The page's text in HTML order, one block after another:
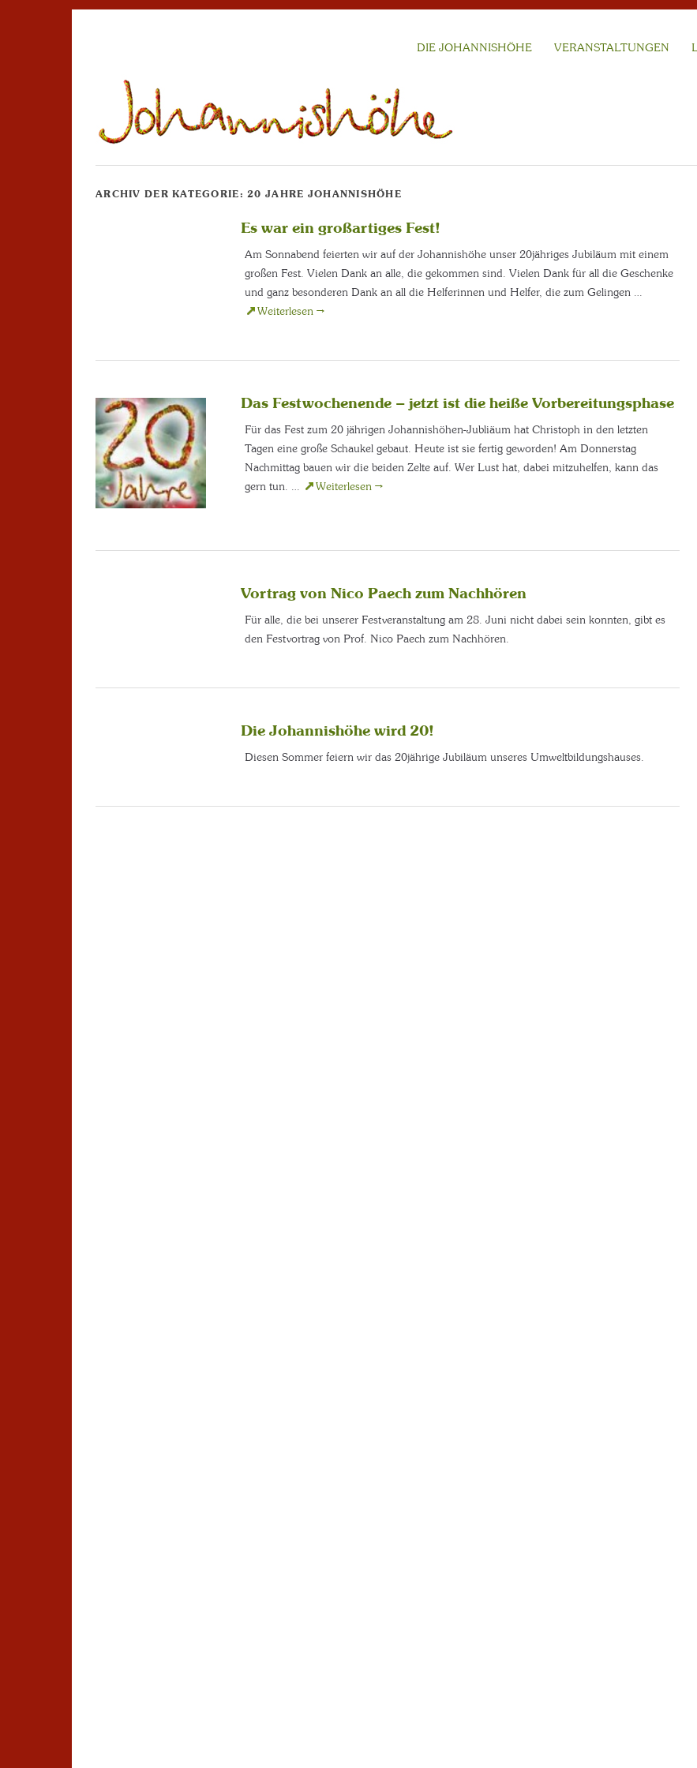
DIE JOHANNISHÖHE VERANSTALTUNGEN
ARCHIV DER KATEGORIE:20 JAHRE JOHANNISHÖHE
Es war ein großartiges Fest!
Am Sonnabend feierten wir auf der Johannishöhe unser 20jähriges Jubiläum mit einem
großen Fest. Vielen Dank an alle, die gekommen sind. Vielen Dank für all die Geschenke
und ganz besonderen Dank an all die Helferinnen und Helfer, die zum Gelingen …
Weiterlesen →
Das Festwochenende – jetzt ist die heiße Vorbereitungsphase
Für das Fest zum 20 jährigen Johannishöhen-Jubliäum hat Christoph in den letzten
Tagen eine große Schaukel gebaut. Heute ist sie fertig geworden! Am Donnerstag
Nachmittag bauen wir die beiden Zelte auf. Wer Lust hat, dabei mitzuhelfen, kann das
gern tun. …
Weiterlesen →
Vortrag von Nico Paech zum Nachhören
Für alle, die bei unserer Festveranstaltung am 28. Juni nicht dabei sein konnten, gibt es
den Festvortrag von Prof. Nico Paech zum Nachhören.
Die Johannishöhe wird 20!
Diesen Sommer feiern wir das 20jährige Jubiläum unseres Umweltbildungshauses.